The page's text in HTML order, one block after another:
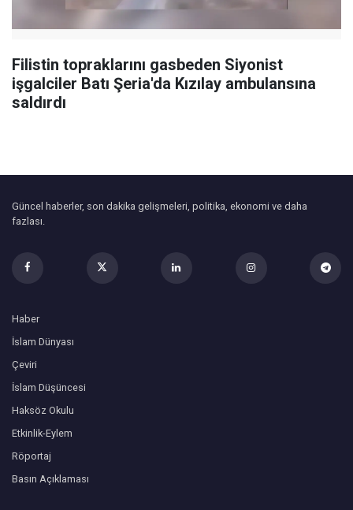
Filistin topraklarını gasbeden Siyonist
işgalciler Batı Şeria'da Kızılay ambulansına
saldırdı
Güncel haberler, son dakika gelişmeleri, politika, ekonomi ve daha
fazlası.
Haber
İslam Dünyası
Çeviri
İslam Düşüncesi
Haksöz Okulu
Etkinlik-Eylem
Röportaj
Basın Açıklaması